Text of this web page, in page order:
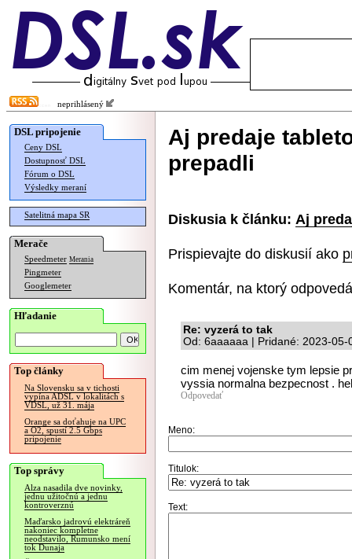
neprihlásený
DSL pripojenie
Ceny DSL
Dostupnosť DSL
Fórum o DSL
Výsledky meraní
Satelitná mapa SR
Merače
Speedmeter Merania
Pingmeter
Googlemeter
Hľadanie
Top články
Na Slovensku sa v tichosti
vypína ADSL v lokalitách s
VDSL, už 31. mája
Orange sa doťahuje na UPC
a O2, spustí 2.5 Gbps
pripojenie
Top správy
Alza nasadila dve novinky,
jednu užitočnú a jednu
kontroverznú
Maďarsko jadrovú elektráreň
nakoniec kompletne
neodstavilo, Rumunsko mení
tok Dunaja
Aj predaje
prepadli
Diskusia k článku: Aj
Prispievajte do diskusií ako
Komentár, na ktorý
Re: vyzerá to tak
Od: 6aaaaaa | Pridané: 2023-05-
cim menej vojenske tym lepsie
vyssia normalna bezpecnost .
Odpovedať
Meno:
Titulok:
Text: